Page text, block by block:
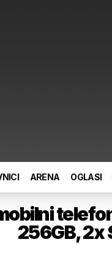
ARENA OGLASI
256GB, 2x